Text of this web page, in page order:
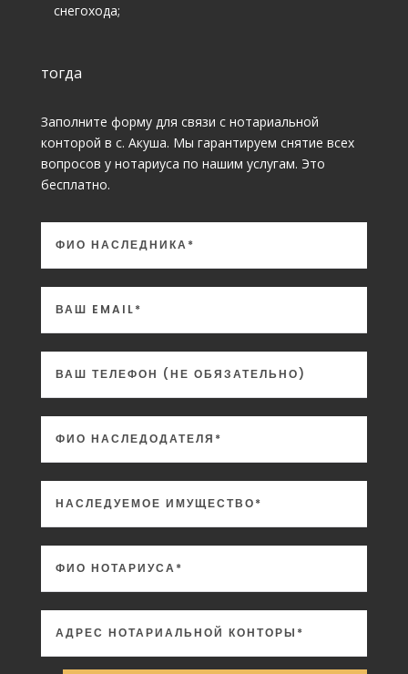
снегохода;
тогда
Заполните форму для связи с нотариальной
конторой в с. Акуша. Мы гарантируем снятие всех
вопросов у нотариуса по нашим услугам. Это
бесплатно.